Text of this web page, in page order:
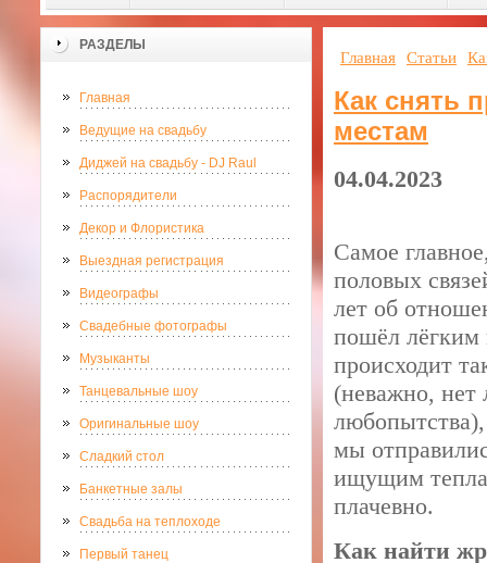
РАЗДЕЛЫ
Главная
Ведущие на свадьбу
Диджей на свадьбу - DJ Raul
Распорядители
Декор и Флористика
Выездная регистрация
Видеографы
Свадебные фотографы
Музыканты
Танцевальные шоу
Оригинальные шоу
Сладкий стол
Банкетные залы
Свадьба на теплоходе
Первый танец
Главная Статьи
Как снять
местам
04.04.2023
Самое
половых
лет об
пошёл лёгким
происходит
(неважно, нет
мы
ищущим тепла
плачевно.
Как найти